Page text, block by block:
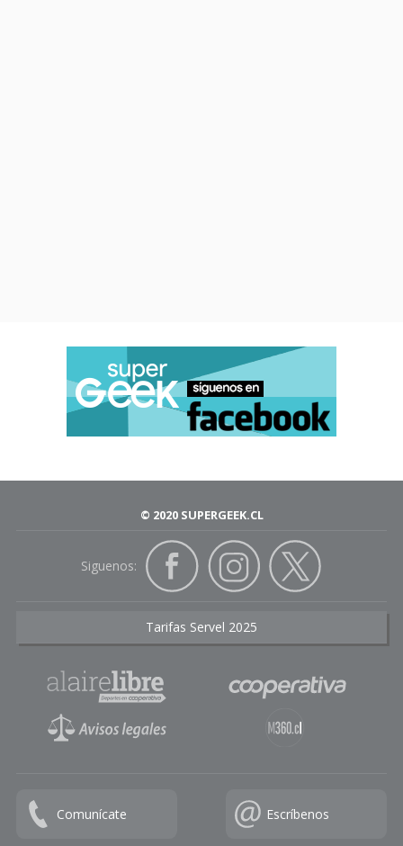
© 2020 SUPERGEEK.CL
Siguenos:
Tarifas Servel 2025
Comunícate Escríbenos